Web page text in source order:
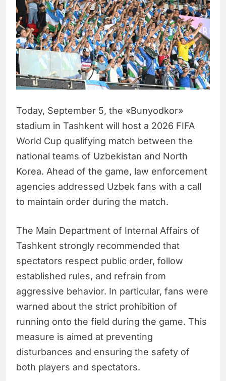
Today, September 5, the «Bunyodkor»
stadium in Tashkent will host a 2026 FIFA
World Cup qualifying match between the
national teams of Uzbekistan and North
Korea. Ahead of the game, law enforcement
agencies addressed Uzbek fans with a call
to maintain order during the match.
The Main Department of Internal Affairs of
Tashkent strongly recommended that
spectators respect public order, follow
established rules, and refrain from
aggressive behavior. In particular, fans were
warned about the strict prohibition of
running onto the field during the game. This
measure is aimed at preventing
disturbances and ensuring the safety of
both players and spectators.